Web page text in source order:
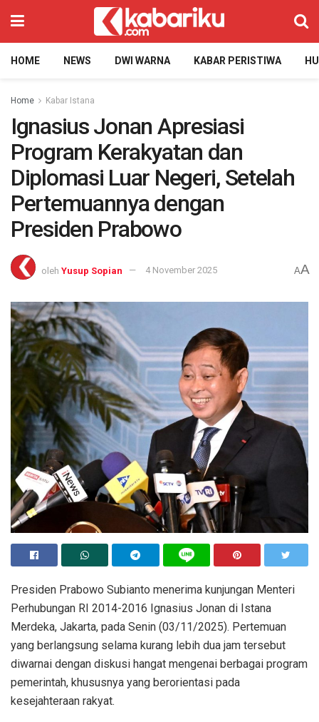
HOME NEWS DWI WARNA KABAR PERISTIWA
Home Kabar Istana
Ignasius Jonan Apresiasi
Program Kerakyatan dan
Diplomasi Luar Negeri, Setelah
Pertemuannya dengan
Presiden Prabowo
oleh Yusup Sopian 4 November 2025 AA
Presiden Prabowo Subianto menerima kunjungan Menteri
Perhubungan RI 2014-2016 Ignasius Jonan di Istana
Merdeka, Jakarta, pada Senin (03/11/2025). Pertemuan
yang berlangsung selama kurang lebih dua jam tersebut
diwarnai dengan diskusi hangat mengenai berbagai program
pemerintah, khususnya yang berorientasi pada
kesejahteraan rakyat.